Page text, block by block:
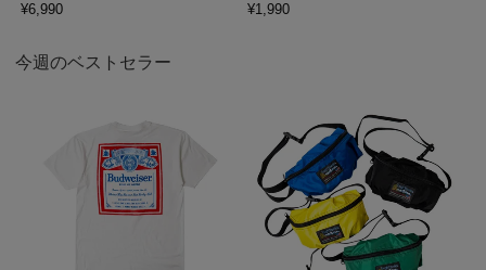
¥6,990
¥1,990
今週のベストセラー